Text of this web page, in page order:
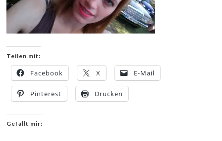
Teilen mit:
Facebook X E-Mail
Pinterest Drucken
Gefällt mir: